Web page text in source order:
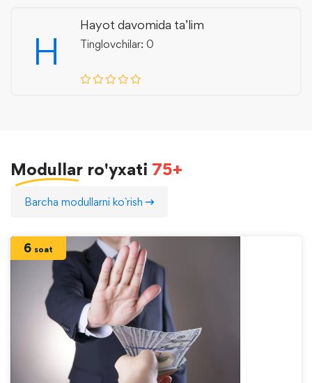
H
Hayot davomida ta’lim
Tinglovchilar: 0
Modullar ro'yxati 75+
Barcha modullarni ko`rish
6 soat